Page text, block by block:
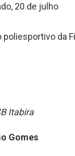
20 de julho
poliesportivo da
Itabira
Gomes